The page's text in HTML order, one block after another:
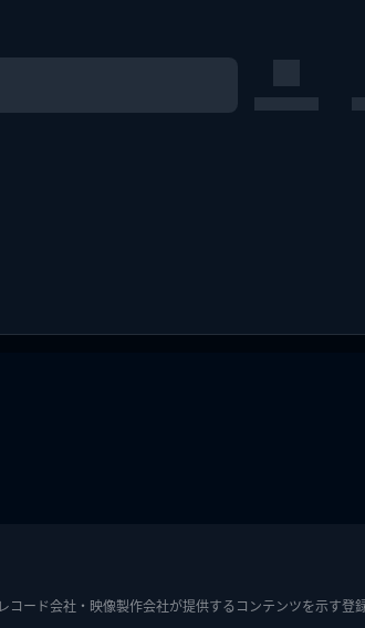
コード会社・映像製作会社が提供するコンテンツを示す登